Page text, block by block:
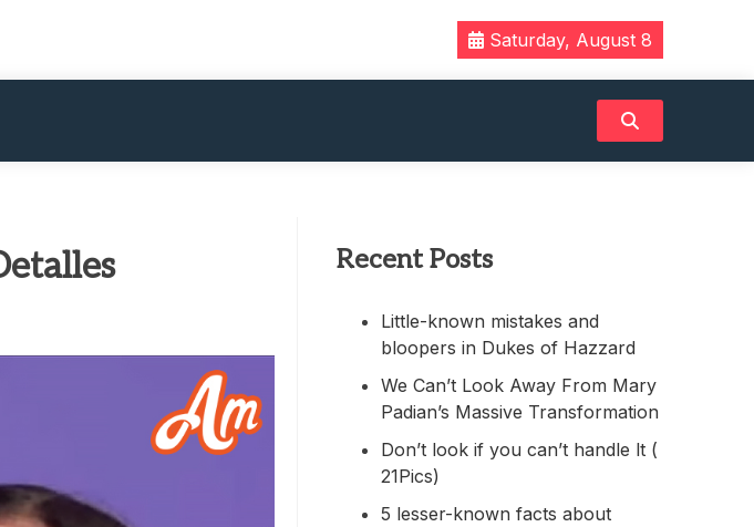
Saturday, August 8
Recent Posts
Little-known mistakes and
bloopers in Dukes of Hazzard
We Can’t Look Away From Mary
Padian’s Massive Transformation
Don’t look if you can’t handle lt (
21Pics)
5 lesser-known facts about